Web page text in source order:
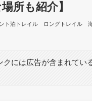
所も紹介】
ト泊トレイル ロングトレイル
クには広告が含まれてい